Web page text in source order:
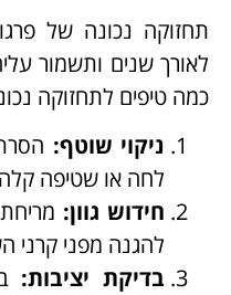
תחזוקה נכונה של
לאורך שנים ותשמור
כמה טיפים לתחזוקה
ניקוי שוטף:
לחה או שטיפה
חידוש גוון:
להגנה מפני קרני
בדיקת יציבות: